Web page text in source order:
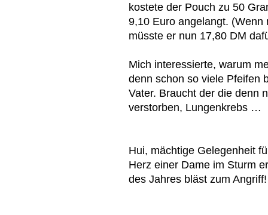
kostete der Pouch zu 50
9,10 Euro angelangt.
müsste er nun 17,80 DM
Mich interessierte, warum
denn schon so viele Pfeifen
Vater. Braucht der die denn
verstorben, Lungenkrebs …
Hui, mächtige Gelegenheit
Herz einer Dame im Sturm
des Jahres bläst zum Angriff!